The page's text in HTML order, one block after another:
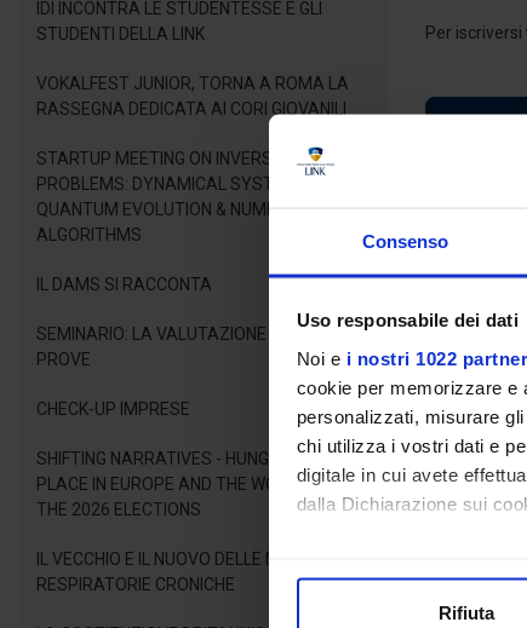
Consenso
Uso responsabile dei dati
Noi e i nostri 1022 partner
cookie per memorizzare e
personalizzati, misurare
chi utilizza i vostri dati e
digitale in cui avete
dalla Dichiarazione sui
Rifiuta
IDI INCONTRA LE STUDENTESSE E GLI
STUDENTI DELLA LINK
VOKALFEST JUNIOR, TORNA A ROMA LA
RASSEGNA DEDICATA AI CORI GIOVANILI
STARTUP MEETING ON INVERSE LINEAR
PROBLEMS: DYNAMICAL SYSTEMS,
QUANTUM EVOLUTION & NUMERICAL
ALGORITHMS
IL DAMS SI RACCONTA
SEMINARIO: LA VALUTAZIONE DELLE
PROVE
CHECK-UP IMPRESE
SHIFTING NARRATIVES - HUNGARY'S NEW
PLACE IN EUROPE AND THE WORLD AFTER
THE 2026 ELECTIONS
IL VECCHIO E IL NUOVO DELLE MALATTIE
RESPIRATORIE CRONICHE
Per iscriversi